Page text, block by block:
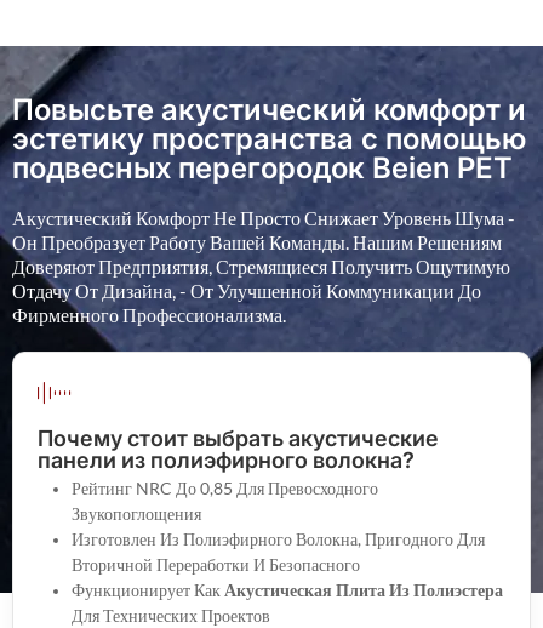
Повысьте акустический комфорт и
эстетику пространства с помощью
подвесных перегородок Beien PET
Акустический Комфорт Не Просто Снижает Уровень Шума -
Он Преобразует Работу Вашей Команды. Нашим Решениям
Доверяют Предприятия, Стремящиеся Получить Ощутимую
Отдачу От Дизайна, - От Улучшенной Коммуникации До
Фирменного Профессионализма.
Почему стоит выбрать акустические
панели из полиэфирного волокна?
Рейтинг NRC До 0,85 Для Превосходного
Звукопоглощения
Изготовлен Из Полиэфирного Волокна, Пригодного Для
Вторичной Переработки И Безопасного
Функционирует КакАкустическая Плита Из Полиэстера
Для Технических Проектов